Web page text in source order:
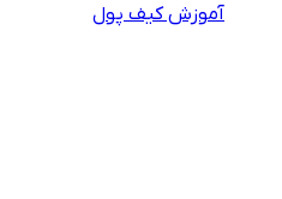
آموزش کیف پول